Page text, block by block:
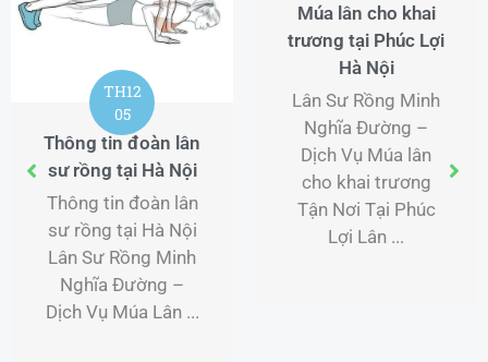
TH12
05
Thông tin đoàn lân
sư rồng tại Hà Nội
Thông tin đoàn lân
sư rồng tại Hà Nội
Lân Sư Rồng Minh
Nghĩa Đường –
Dịch Vụ Múa Lân ...
Múa lân cho khai
trương tại Phúc Lợi
Hà Nội
Lân Sư Rồng Minh
Nghĩa Đường –
Dịch Vụ Múa lân
cho khai trương
Tận Nơi Tại Phúc
Lợi Lân ...